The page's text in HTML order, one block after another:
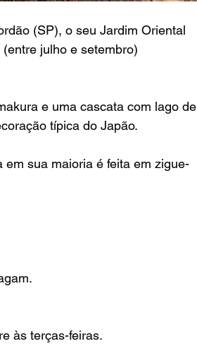
(SP), o seu Jardim Oriental
julho e setembro)
e uma cascata com lago de
típica do Japão.
sua maioria é feita em zigue-
às terças-feiras.